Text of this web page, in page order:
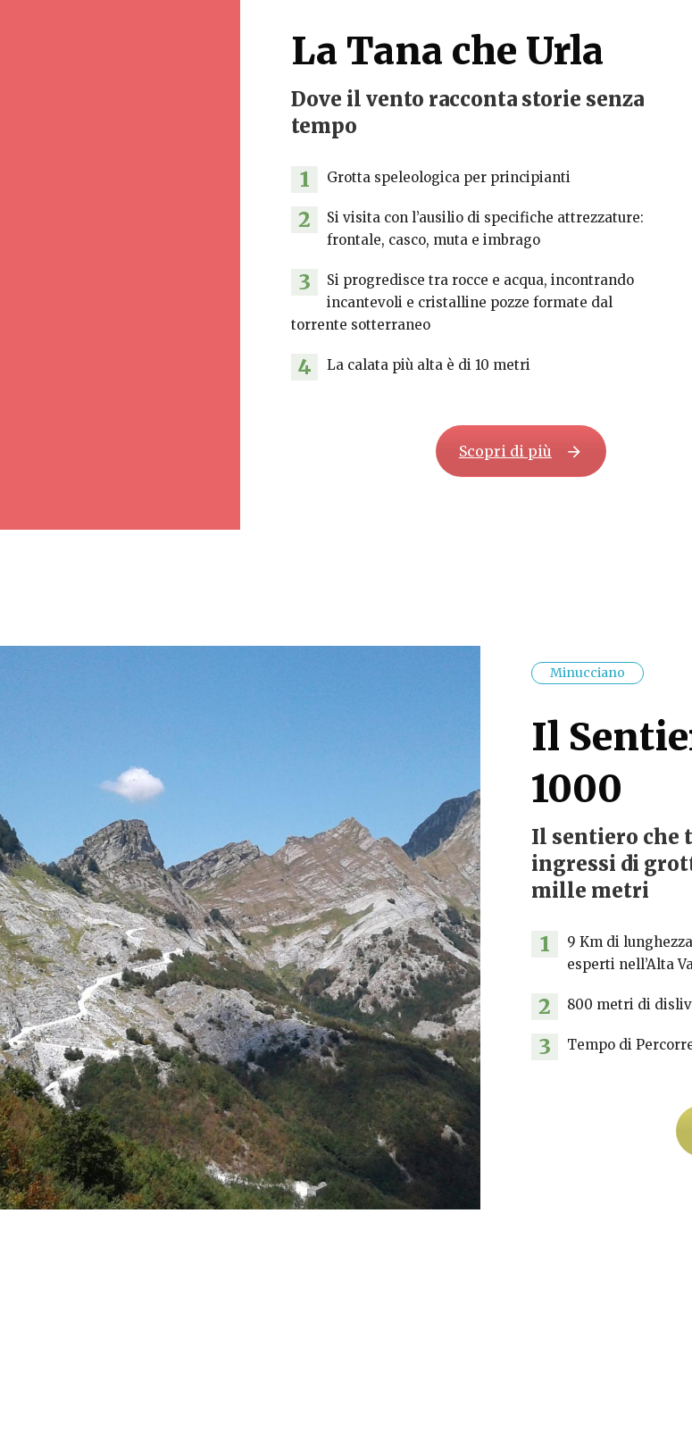
La Tana che Urla
Dove il vento racconta storie senza
tempo
1 Grotta speleologica per principianti
2
Si visita con l’ausilio di specifiche attrezzature:
frontale, casco, muta e imbrago
3
Si progredisce tra rocce e acqua, incontrando
incantevoli e cristalline pozze formate dal
torrente sotterraneo
4 La calata più alta è di 10 metri
Scopri di più
Minucciano
Il
1000
Il sentiero che
ingressi di
mille metri
1
9 Km di
esperti nell’Alta
2 800 metri di
3 Tempo di